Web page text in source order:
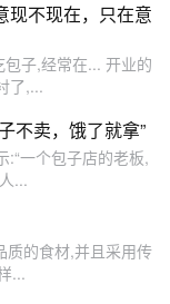
现不现在，只在意
子,经常在... 开业的
了,...
不卖，饿了就拿”
:“一个包子店的老板,
...
质的食材,并且采用传
...